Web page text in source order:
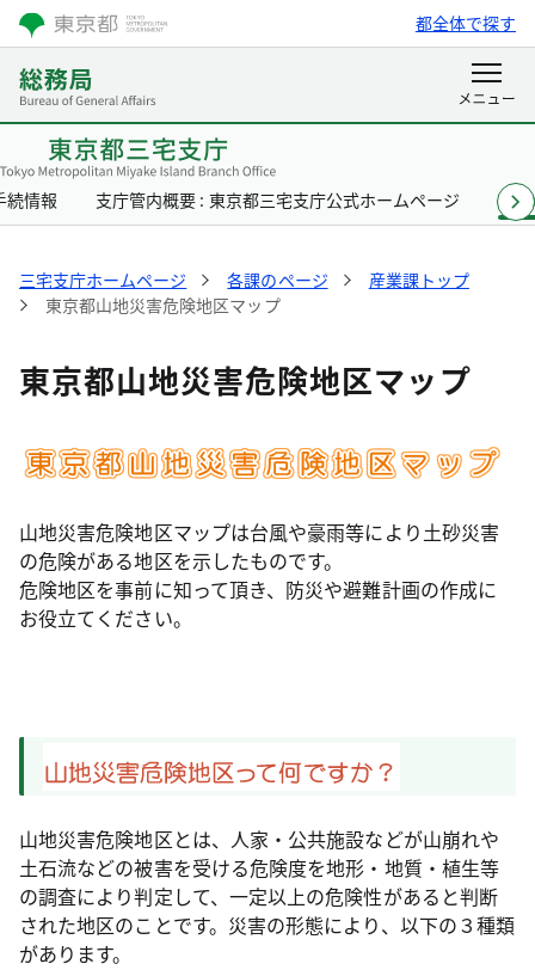
都全体で探す
続情報 支庁管内概要 : 東京都三宅支庁公式ホームページ 各
三宅支庁ホームページ 各課のページ
産業課トップ
東京都山地災害危険地区マップ
東京都山地災害危険地区マップ
山地災害危険地区マップは台風や豪雨等により土砂災害
の危険がある地区を示したものです。
危険地区を事前に知って頂き、防災や避難計画の作成に
お役立てください。
山地災害危険地区とは、人家・公共施設などが山崩れや
土石流などの被害を受ける危険度を地形・地質・植生等
の調査により判定して、一定以上の危険性があると判断
された地区のことです。災害の形態により、以下の３種類
があります。